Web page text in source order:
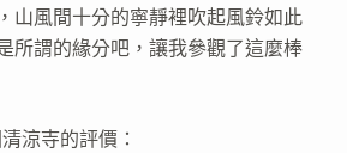
山風間十分的寧靜裡吹起風鈴如此
所謂的緣分吧，讓我參觀了這麼棒
涼寺的評價：